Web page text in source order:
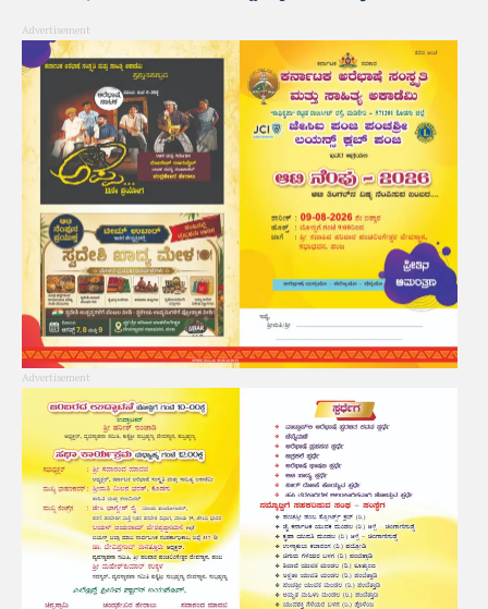
Advertisement
Advertisement